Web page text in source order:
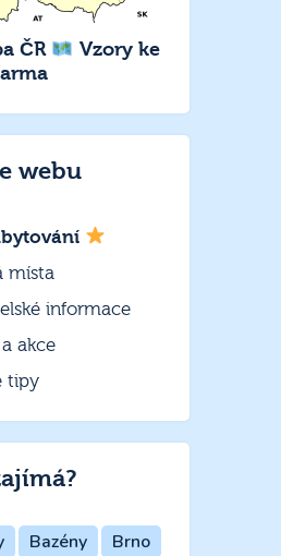
ČR
Vzory ke
webu
místa
informace
akce
tipy
Bazény
Brno